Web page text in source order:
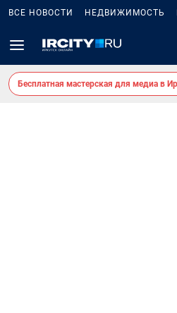
ВСЕ НОВОСТИ НЕДВИЖИМОСТЬ
Бесплатная мастерская для медиа в